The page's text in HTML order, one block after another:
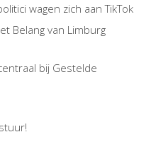
wagen zich aan TikTok
Belang van Limburg
bij Gestelde